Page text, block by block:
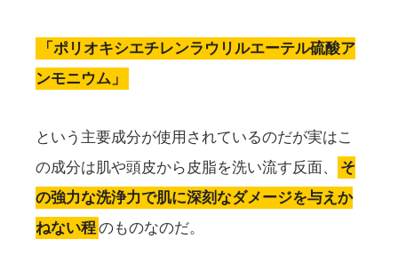
「ポリオキシエチレンラウリルエーテル硫酸ア
ンモニウム」
という主要成分が使用されているのだが実はこ
の成分は肌や頭皮から皮脂を洗い流す反面、
そ
の強力な洗浄力で肌に深刻なダメージを与えか
ねない程のものなのだ。